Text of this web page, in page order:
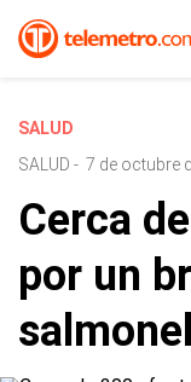
SALUD
SALUD - 7 de octubre
Cerca
por un